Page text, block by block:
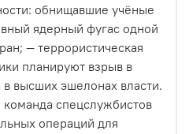
обнищавшие учёные
ядерный фугас одной
— террористическая
планируют взрыв в
высших эшелонах власти.
спецслужбистов
операций для